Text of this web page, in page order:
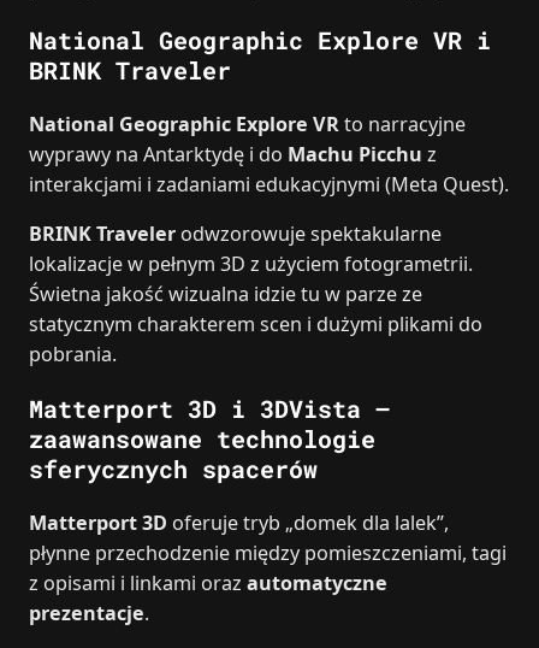
National Geographic Explore VR i
BRINK Traveler
National Geographic Explore VRto narracyjne
wyprawy na Antarktydę i do Machu Picchu z
interakcjami i zadaniami edukacyjnymi (Meta Quest).
BRINK Traveler odwzorowuje spektakularne
lokalizacje w pełnym 3D z użyciem fotogrametrii.
Świetna jakość wizualna idzie tu w parze ze
statycznym charakterem scen i dużymi plikami do
pobrania.
Matterport 3D i 3DVista –
zaawansowane technologie
sferycznych spacerów
Matterport 3D oferuje tryb „domek dla lalek”,
płynne przechodzenie między pomieszczeniami, tagi
z opisami i linkami oraz automatyczne
prezentacje.